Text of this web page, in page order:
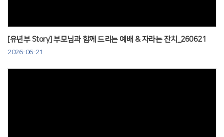
[유년부 Story] 부모님과 함께 드리는 예배 & 자라는 잔치_260621
2026-06-21